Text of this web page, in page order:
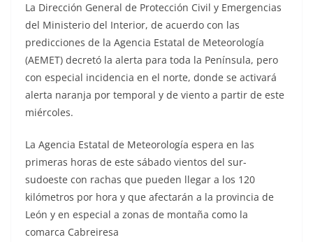
La Dirección General de Protección Civil y Emergencias
del Ministerio del Interior, de acuerdo con las
predicciones de la Agencia Estatal de Meteorología
(AEMET) decretó la alerta para toda la Península, pero
con especial incidencia en el norte, donde se activará
alerta naranja por temporal y de viento a partir de este
miércoles.
La Agencia Estatal de Meteorología espera en las
primeras horas de este sábado vientos del sur-
sudoeste con rachas que pueden llegar a los 120
kilómetros por hora y que afectarán a la provincia de
León y en especial a zonas de montaña como la
comarca Cabreiresa